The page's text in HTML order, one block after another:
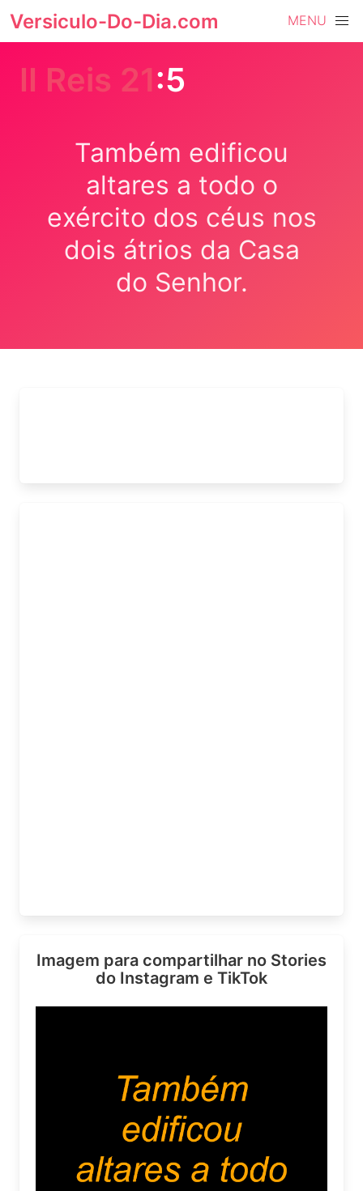
Versiculo-Do-Dia.com MENU
II Reis 21:5
Também edificou
altares a todo o
exército dos céus nos
dois átrios da Casa
do Senhor.
Imagem para compartilhar no Stories
do Instagram e TikTok